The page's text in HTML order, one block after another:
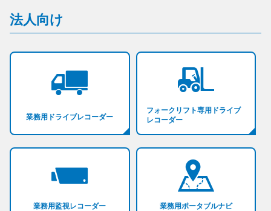
法人向け
業務用ドライブレコーダー
フォークリフト専用ドライブ
レコーダー
業務用監視レコーダー 業務用ポータブルナビ